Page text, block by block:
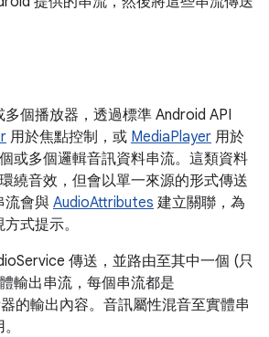
個播放器，透過標準 Android API
用於焦點控制，或 MediaPlayer 用於
或多個邏輯音訊資料串流。這類資料
繞音效，但會以單一來源的形式傳送
流會與 AudioAttributes 建立關聯，為
式提示。
傳送，並路由至其中一個 (只
輸出串流，每個串流都是
的輸出內容。音訊屬性混音至實體串